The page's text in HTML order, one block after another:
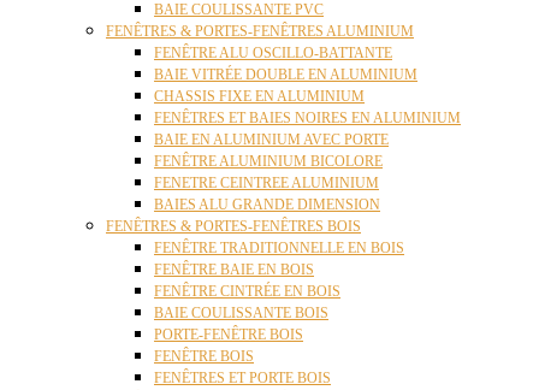
BAIE COULISSANTE PVC
FENÊTRES & PORTES-FENÊTRES ALUMINIUM
FENÊTRE ALU OSCILLO-BATTANTE
BAIE VITRÉE DOUBLE EN ALUMINIUM
CHASSIS FIXE EN ALUMINIUM
FENÊTRES ET BAIES NOIRES EN ALUMINIUM
BAIE EN ALUMINIUM AVEC PORTE
FENÊTRE ALUMINIUM BICOLORE
FENETRE CEINTREE ALUMINIUM
BAIES ALU GRANDE DIMENSION
FENÊTRES & PORTES-FENÊTRES BOIS
FENÊTRE TRADITIONNELLE EN BOIS
FENÊTRE BAIE EN BOIS
FENÊTRE CINTRÉE EN BOIS
BAIE COULISSANTE BOIS
PORTE-FENÊTRE BOIS
FENÊTRE BOIS
FENÊTRES ET PORTE BOIS